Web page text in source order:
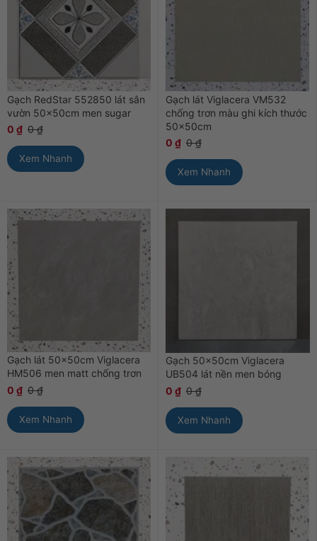
Gạch RedStar 552850 lát sân
vườn 50x50cm men sugar
0 ₫ 0₫
Xem Nhanh
Gạch lát Viglacera VM532
chống trơn màu ghi kích thước
50x50cm
0 ₫ 0₫
Xem Nhanh
Gạch lát 50x50cm Viglacera
HM506 men matt chống trơn
0 ₫ 0₫
Xem Nhanh
Gạch 50x50cm Viglacera
UB504 lát nền men bóng
0 ₫ 0₫
Xem Nhanh